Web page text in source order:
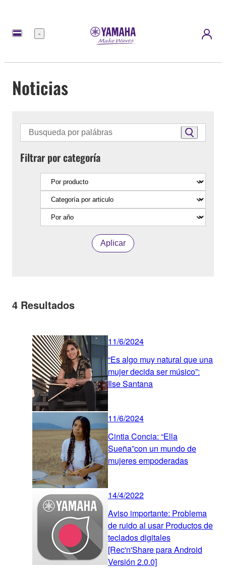
Menú
Noticias
Filtrar por categoría
Aplicar
4 Resultados
11/6/2024
“Es algo muy natural que una
mujer decida ser músico”:
Ilse Santana
11/6/2024
Cintia Concia: “Ella
Sueña”con un mundo de
mujeres empoderadas
14/4/2022
Aviso importante: Problema
de ruido al usar Productos de
teclados digitales
[Rec'n'Share para Android
Versión 2.0.0]